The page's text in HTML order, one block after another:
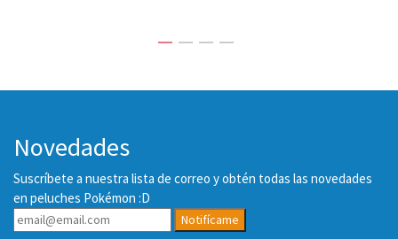
Novedades
Suscríbete a nuestra lista de correo y obtén todas las novedades
en peluches Pokémon :D
Notifícame